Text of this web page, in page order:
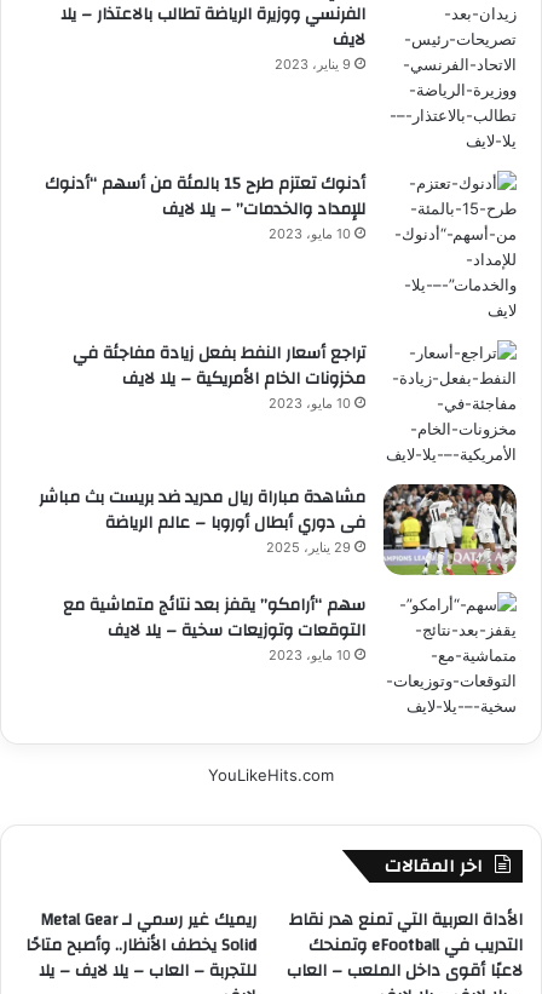
الفرنسي ووزيرة الرياضة تطالب بالاعتذار – يلا
لايف
9 يناير، 2023
أدنوك تعتزم طرح 15 بالمئة من أسهم “أدنوك
للإمداد والخدمات” – يلا لايف
10 مايو، 2023
تراجع أسعار النفط بفعل زيادة مفاجئة في
مخزونات الخام الأمريكية – يلا لايف
10 مايو، 2023
مشاهدة مباراة ريال مدريد ضد بريست بث مباشر
فى دوري أبطال أوروبا – عالم الرياضة
29 يناير، 2025
سهم “أرامكو” يقفز بعد نتائج متماشية مع
التوقعات وتوزيعات سخية – يلا لايف
10 مايو، 2023
YouLikeHits.com
اخر المقالات
الأداة العربية التي تمنع هدر نقاط
التدريب في eFootball وتمنحك
لاعبًا أقوى داخل الملعب – العاب
ريميك غير رسمي لـ Metal Gear
Solid يخطف الأنظار.. وأصبح متاحًا
للتجربة – العاب – يلا لايف – يلا